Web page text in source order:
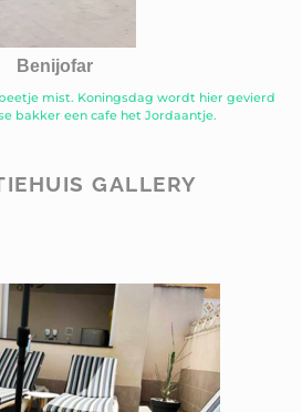
Benijofar
mist. Koningsdag wordt hier gevierd
bakker een cafe het Jordaantje.
GALLERY